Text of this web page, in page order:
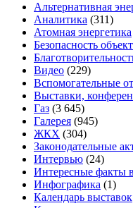
Альтернативная
Аналитика (311)
Атомная энергетика
Безопасность
Видео (229)
Вспомогательные
Выставки,
Газ (3 645)
Галерея (945)
ЖКХ (304)
Законодательные
Интервью (24)
Интересные факты
Инфографика (1)
Календарь выставок